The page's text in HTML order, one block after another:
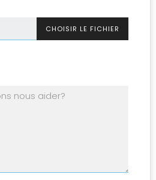
CHOISIR LE FICHIER